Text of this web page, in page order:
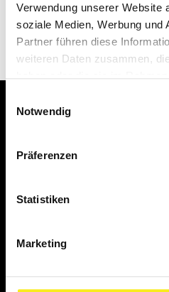
Verwendung unserer Website
soziale Medien, Werbung und
Partner führen diese
weiteren Daten zusammen,
Notwendig
Präferenzen
Statistiken
Marketing
KURSTRAINER
KONTAKT
TELEFONNUMMERN
INFOGESPRÄCH